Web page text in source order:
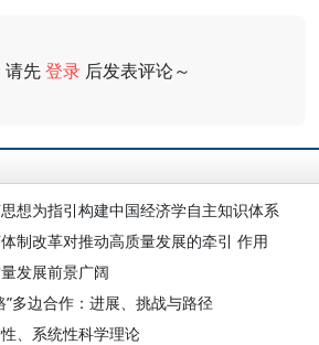
请先登录 后发表评论～
想为指引构建中国经济学自主知识体系
制改革对推动高质量发展的牵引 作用
发展前景广阔
”多边合作：进展、挑战与路径
、系统性科学理论